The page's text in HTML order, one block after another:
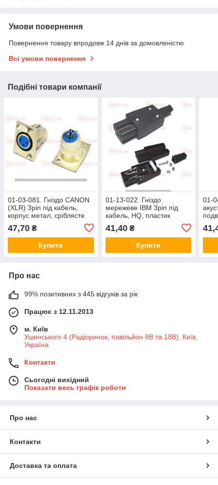
Умови повернення
Повернення товару впродовж 14 днів за домовленістю
Всі умови повернення
Подібні товари компанії
01-03-081. Гніздо CANON
(XLR) 3pin під кабель,
корпус метал, сріблясте
47,70 ₴
Купити
01-13-022. Гніздо
мережеве IBM 3pin під
кабель, HQ, пластик
41,40₴
Купити
01-
на
Про нас
99% позитивних з 445 відгуків за рік
Працює з 12.11.2013
м. Київ
Ушинського 4 (Радіоринок, павільйон 8В та 18В), Київ,
Україна
Контакти
Сьогодні вихідний
Показати весь графік роботи
Про нас
Контакти
Доставка та оплата